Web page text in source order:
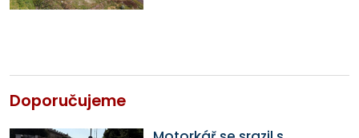
Doporučujeme